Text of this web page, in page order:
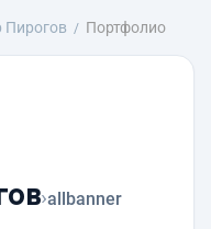
Пирогов Портфолио
›allbanner